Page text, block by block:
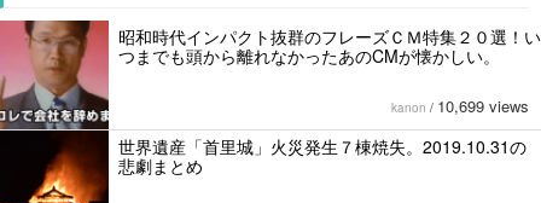
昭和時代インパクト抜群のフレーズＣＭ特集２０選！い
つまでも頭から離れなかったあのCMが懐かしい。
kanon / 10,699 views
世界遺産「首里城」火災発生７棟焼失。2019.10.31の
悲劇まとめ